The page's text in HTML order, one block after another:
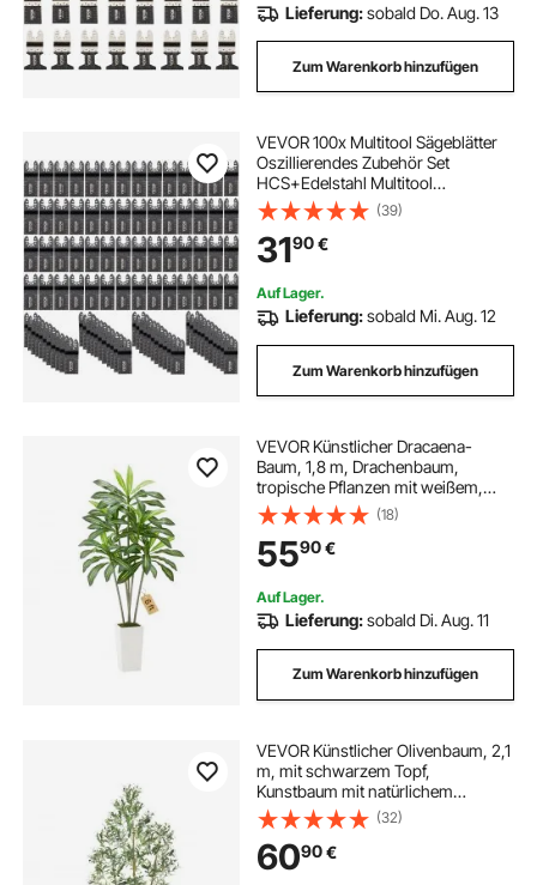
Lieferung:sobald Do. Aug. 13
Zum Warenkorb hinzufügen
VEVOR 100x Multitool Sägeblätter
Oszillierendes Zubehör Set
HCS+Edelstahl Multitool
Segmentsägeblatt 1-3/8 Zoll
Multifunktionswerkzeug Zubehör
Set 45-47 HRC
(39)
3190€
Auf Lager.
Lieferung:sobald Mi. Aug. 12
Zum Warenkorb hinzufügen
VEVOR Künstlicher Dracaena-
Baum, 1,8 m, Drachenbaum,
tropische Pflanzen mit weißem,
hohem Pflanzgefäß,
Kunstseidenpflanze im Topf, große
Bäume für Veranden, Wohnzimmer,
Terrassen Zuhause, Büro
(18)
5590€
Auf Lager.
Lieferung:sobald Di. Aug. 11
Zum Warenkorb hinzufügen
VEVOR Künstlicher Olivenbaum, 2,1
m, mit schwarzem Topf,
Kunstbaum mit natürlichem
Holzstamm & realistischen grünen
Blättern & Früchten, Kunstpflanze
für Innenbereich, Zuhause, Büro,
Wohnzimmer
(32)
6090€